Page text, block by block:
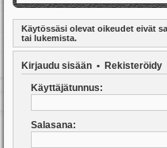
Käytössäsi olevat oikeudet eivät
tai lukemista.
Kirjaudu sisään • Rekisteröidy
Käyttäjätunnus:
Salasana: